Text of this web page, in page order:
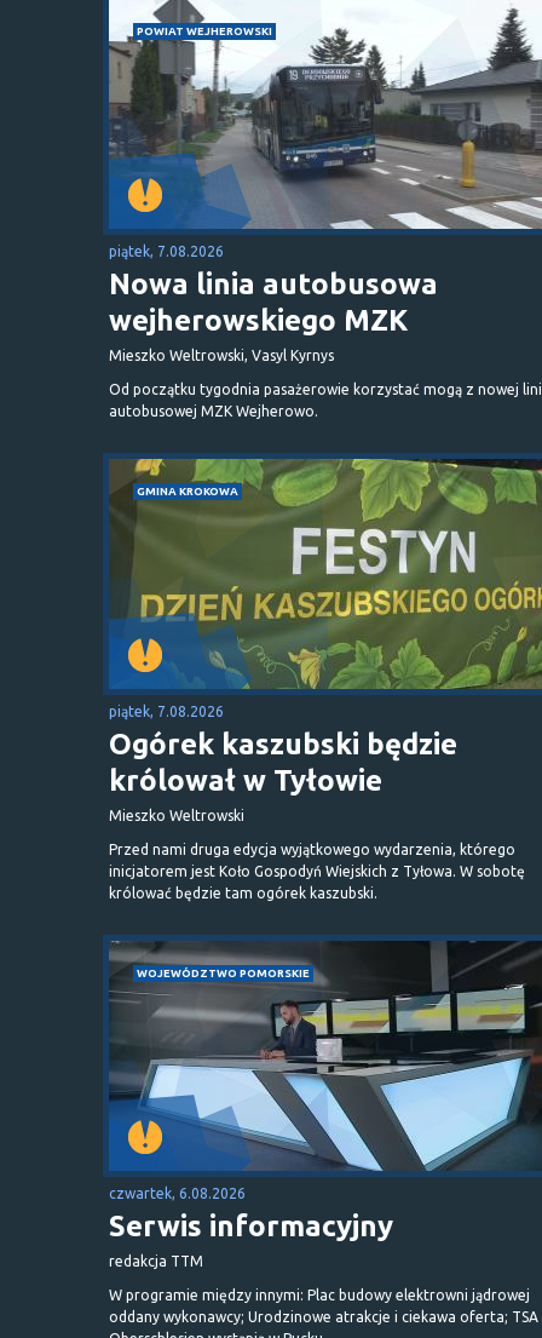
POWIAT WEJHEROWSKI
piątek, 7.08.2026
Nowa linia autobusowa
wejherowskiego MZK
Mieszko Weltrowski, Vasyl Kyrnys
Od początku tygodnia pasażerowie korzystać mogą z nowej
autobusowej MZK Wejherowo.
GMINA KROKOWA
piątek, 7.08.2026
Ogórek kaszubski będzie
królował w Tyłowie
Mieszko Weltrowski
Przed nami druga edycja wyjątkowego wydarzenia, którego
inicjatorem jest Koło Gospodyń Wiejskich z Tyłowa. W sobotę
królować będzie tam ogórek kaszubski.
WOJEWÓDZTWO POMORSKIE
czwartek, 6.08.2026
Serwis informacyjny
redakcja TTM
W programie między innymi: Plac budowy elektrowni jądrowej
oddany wykonawcy; Urodzinowe atrakcje i ciekawa oferta; TSA